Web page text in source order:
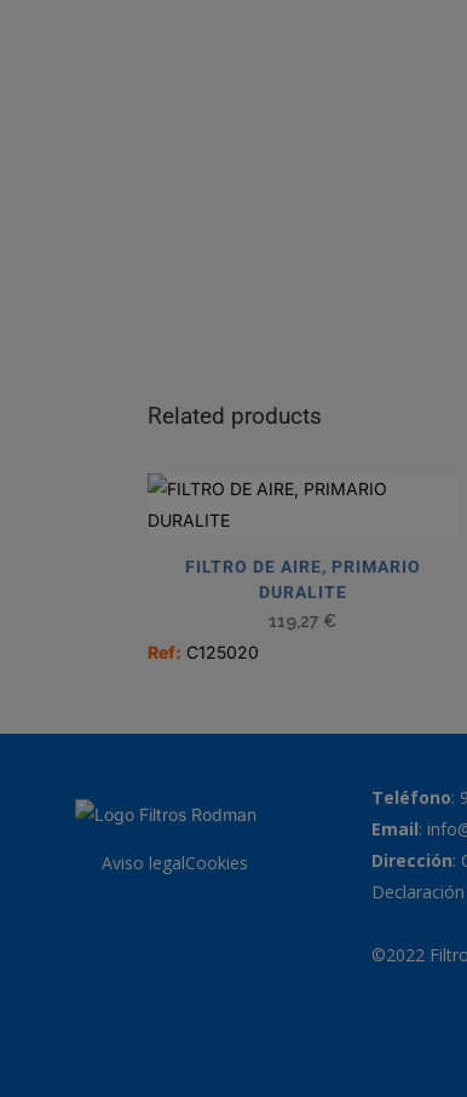
Related products
FILTRO DE AIRE, PRIMARIO
DURALITE
119,27 €
Ref: C125020
Aviso legalCookies
Teléfono:
Email:
Dirección:
©2022